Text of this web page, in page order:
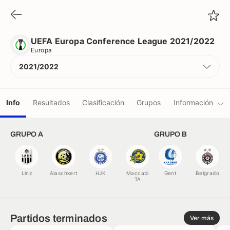
UEFA Europa Conference League 2021/2022
Europa
2021/2022
Info Resultados Clasificación Grupos Información
Equipos
Árbitros
Camisetas
GRUPO A
Linz Alaschkert HJK
Maccabi
TA
GRUPO B
Gent Belgrado
Partidos terminados Ver más